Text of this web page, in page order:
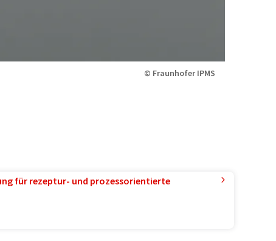
© Fraunhofer IPMS
für rezeptur- und prozessorientierte